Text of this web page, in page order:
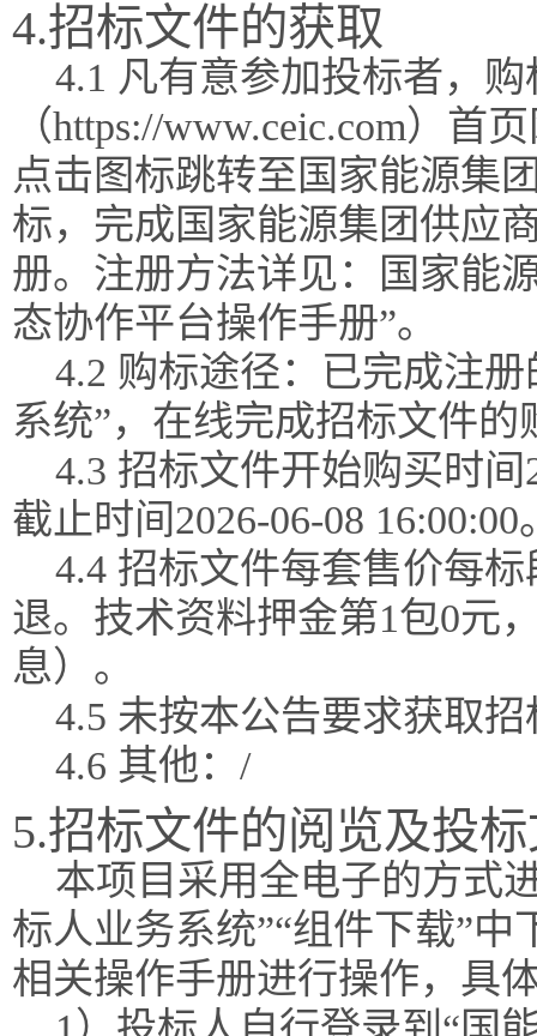
4.招标文件的获取
4.1 凡有意参加投标者，
（https://www.ceic.com）首
点击图标跳转至国家能源集
标，完成国家能源集团供应
册。注册方法详见：国家能
态协作平台操作手册”。
4.2 购标途径：已完成注
系统”，在线完成招标文件的
4.3 招标文件开始购买时间
截止时间2026-06-08 16:00:00
4.4 招标文件每套售价每
退。技术资料押金第1包0元
息）。
4.5 未按本公告要求获取
4.6 其他：/
5.招标文件的阅览及投
本项目采用全电子的方式
标人业务系统”“组件下载”
相关操作手册进行操作，具